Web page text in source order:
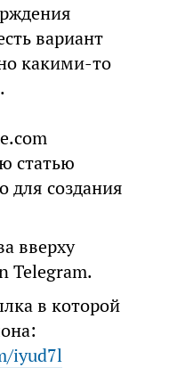
вариант
какими-то
статью
для создания
вверху
Telegram.
в которой
iyud7l